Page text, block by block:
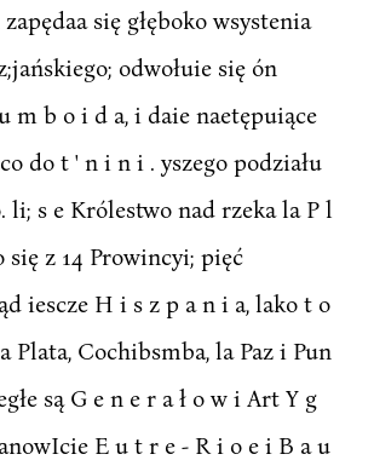
się głęboko wsystenia
odwołuie się ón
m b o i d a, i daie naetępuiące
do t ' n i n i . yszego podziału
li; s e Królestwo nad rzeka la P l
się z 14 Prowincyi; pięć
iescze H i s z p a n i a, lako t o
Plata, Cochibsmba, la Paz i Pun
są G e n e r a ł o w i Art Y g
E u t r e - R i o e i B a u